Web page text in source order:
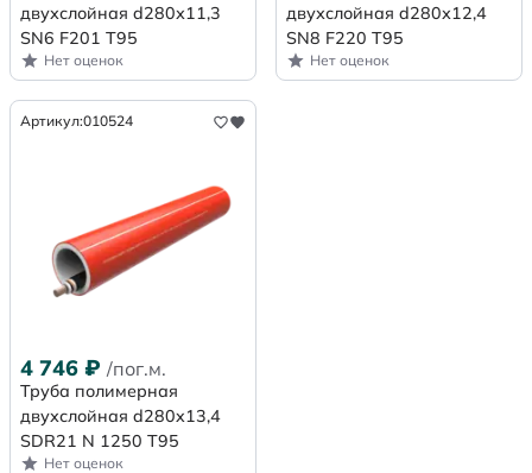
двухслойная d280х11,3
SN6 F201 Т95
Нет оценок
двухслойная d280х12,4
SN8 F220 Т95
Нет оценок
Артикул:010524
4 746 ₽ /пог.м.
Труба полимерная
двухслойная d280x13,4
SDR21 N 1250 Т95
Нет оценок